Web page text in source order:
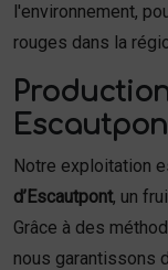
l'environnement,
rouges dans la
Notre exploitation
d’Escautpont, un
Grâce à des
nous garantissons